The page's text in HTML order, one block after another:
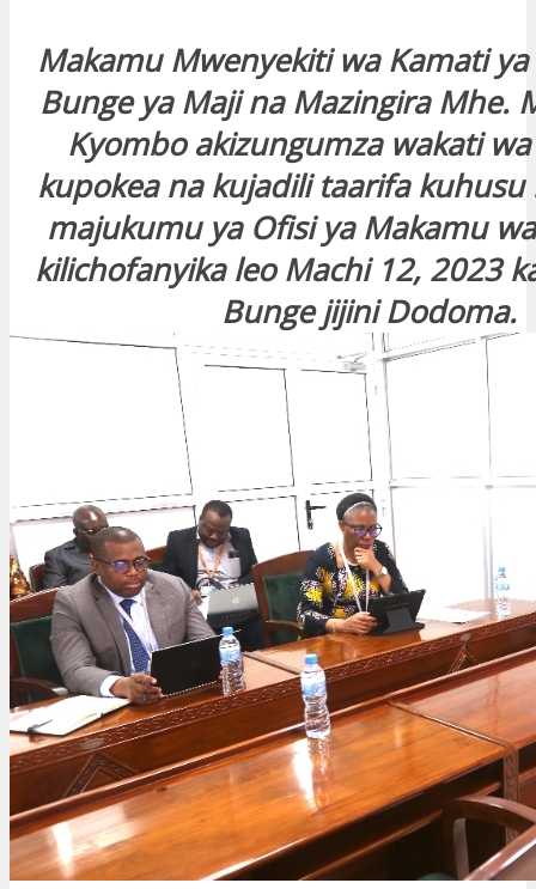
Makamu Mwenyekiti wa Kamati
Bunge ya Maji na Mazingira Mhe.
Kyombo akizungumza wakati
kupokea na kujadili taarifa
majukumu ya Ofisi ya Makamu
kilichofanyika leo Machi 12, 2023
Bunge jijini Dodoma.